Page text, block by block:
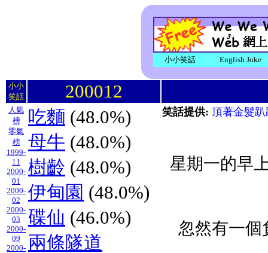
小小笑話 English Joke
小小
笑話
200012
人氣
榜
零氣
榜
1999-
11
2000-
01
2000-
02
2000-
03
2000-
09
2000-
吃麵 (48.0%)
母牛 (48.0%)
樹齡 (48.0%)
伊甸園 (48.0%)
碟仙 (46.0%)
兩條隧道
笑話提供: 頂著金髮
星期一的早
忽然有一個